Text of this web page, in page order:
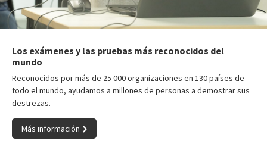
Los exámenes y las pruebas más reconocidos del
mundo
Reconocidos por más de 25 000 organizaciones en 130 países de
todo el mundo, ayudamos a millones de personas a demostrar sus
destrezas.
Más información